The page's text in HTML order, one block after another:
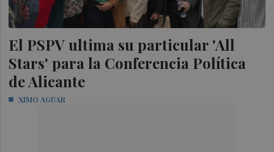
El PSPV ultima su particular 'All
Stars' para la Conferencia Política
de Alicante
XIMO AGUAR